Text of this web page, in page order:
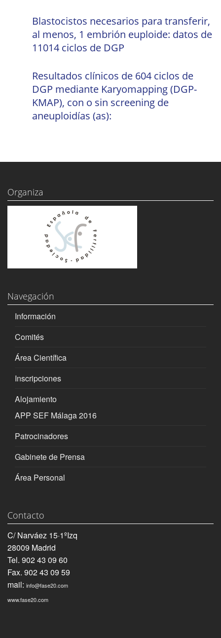
Blastocistos necesarios para transferir,
al menos, 1 embrión euploide: datos de
11014 ciclos de DGP
Resultados clínicos de 604 ciclos de
DGP mediante Karyomapping (DGP-
KMAP), con o sin screening de
aneuploidías (as):
Organiza
Navegación
Información
Comités
Área Científica
Inscripciones
Alojamiento
APP SEF Málaga 2016
Patrocinadores
Gabinete de Prensa
Área Personal
Contacto
C/ Narváez 15·1ºIzq
28009 Madrid
Tel. 902 43 09 60
Fax. 902 43 09 59
mail: info@fase20.com
www.fase20.com